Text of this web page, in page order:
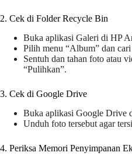
2. Cek di Folder Recycle Bin
Buka aplikasi Galeri di HP
Pilih menu “Album” dan
Sentuh dan tahan foto atau
“Pulihkan”.
3. Cek di Google Drive
Buka aplikasi Google Drive
Unduh foto tersebut agar
4. Periksa Memori Penyimpanan